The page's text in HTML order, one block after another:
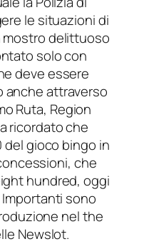
le situazioni di
mostro delittuoso
solo con
deve essere
attraverso
Ruta, Region
ricordato che
del gioco bingo in
che
hundred, oggi
sono
nel the
Newslot.